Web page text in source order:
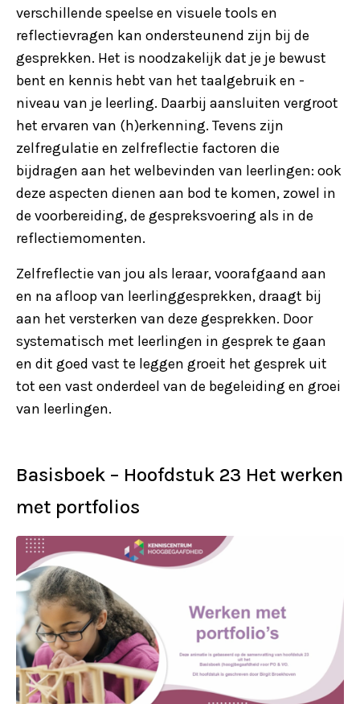
verschillende speelse en visuele tools en
reflectievragen kan ondersteunend zijn bij de
gesprekken. Het is noodzakelijk dat je je bewust
bent en kennis hebt van het taalgebruik en -
niveau van je leerling. Daarbij aansluiten vergroot
het ervaren van (h)erkenning. Tevens zijn
zelfregulatie en zelfreflectie factoren die
bijdragen aan het welbevinden van leerlingen: ook
deze aspecten dienen aan bod te komen, zowel in
de voorbereiding, de gespreksvoering als in de
reflectiemomenten.
Zelfreflectie van jou als leraar, voorafgaand aan
en na afloop van leerlinggesprekken, draagt bij
aan het versterken van deze gesprekken. Door
systematisch met leerlingen in gesprek te gaan
en dit goed vast te leggen groeit het gesprek uit
tot een vast onderdeel van de begeleiding en groei
van leerlingen.
Basisboek – Hoofdstuk 23 Het werken
met portfolios